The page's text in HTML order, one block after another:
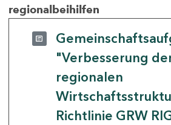
regionalbeihilfen
"Verbesserung
regionalen
Richtlinie GRW